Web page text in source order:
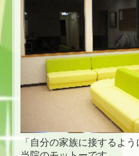
「自分の家族に接するよ